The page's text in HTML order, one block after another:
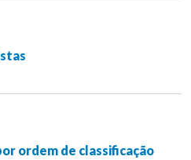
ordem de classificação